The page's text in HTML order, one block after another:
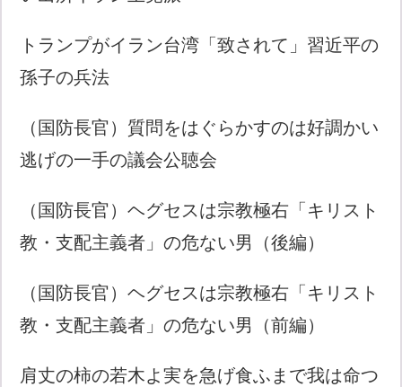
トランプがイラン台湾「致されて」習近平の
孫子の兵法
（国防長官）質問をはぐらかすのは好調かい
逃げの一手の議会公聴会
（国防長官）ヘグセスは宗教極右「キリスト
教・支配主義者」の危ない男（後編）
（国防長官）ヘグセスは宗教極右「キリスト
教・支配主義者」の危ない男（前編）
肩丈の柿の若木よ実を急げ食ふまで我は命つ